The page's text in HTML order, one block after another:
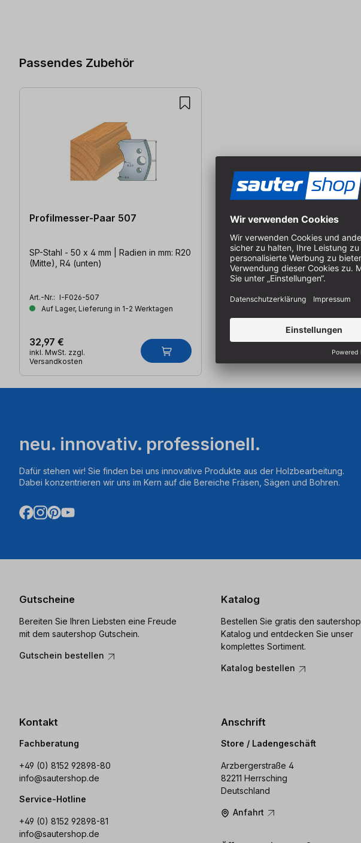
Passendes Zubehör
Profilmesser-Paar 507
SP-Stahl - 50 x 4 mm | Radien in mm: R20
(Mitte), R4 (unten)
Art.-Nr.: I-F026-507
Auf Lager, Lieferung in 1-2 Werktagen
32,97 €
inkl. MwSt. zzgl.
Versandkosten
neu. innovativ. professionell.
Dafür stehen wir! Sie finden bei uns innovative Produkte aus der Holzbearbeitung.
Dabei konzentrieren wir uns im Kern auf die Bereiche Fräsen, Sägen und Bohren.
Gutscheine
Bereiten Sie Ihren Liebsten eine Freude
mit dem sautershop Gutschein.
Gutschein bestellen
Katalog
Bestellen Sie gratis den sautershop
Katalog und entdecken Sie unser
komplettes Sortiment.
Katalog bestellen
Kontakt
Fachberatung
+49 (0) 8152 92898-80
info@sautershop.de
Service-Hotline
+49 (0) 8152 92898-81
info@sautershop.de
Anschrift
Store / Ladengeschäft
Arzbergerstraße 4
82211 Herrsching
Deutschland
Anfahrt